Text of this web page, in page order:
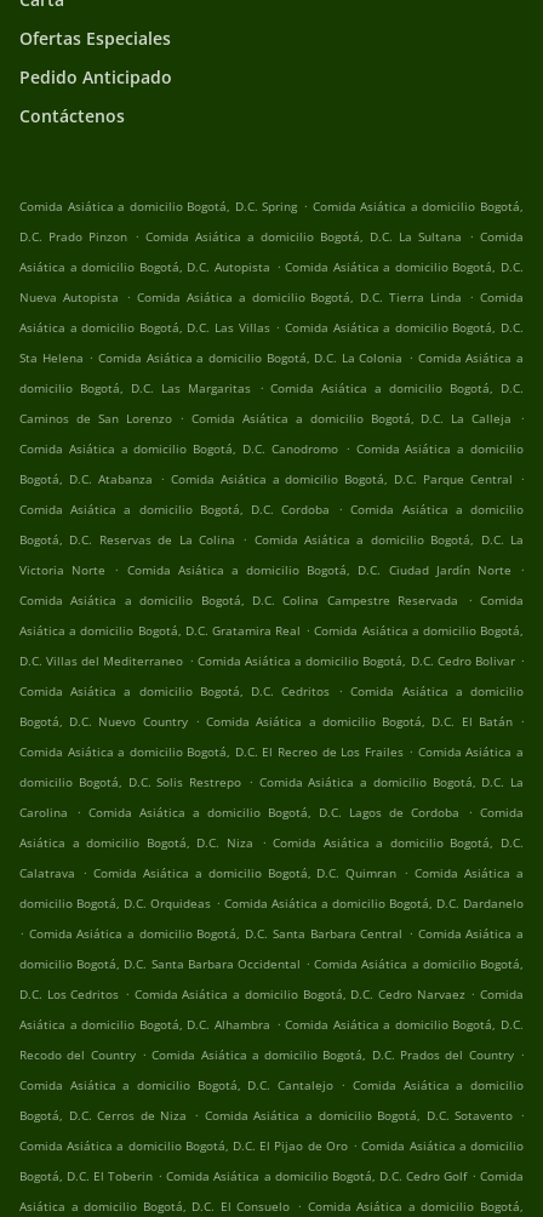
Ofertas Especiales
Pedido Anticipado
Contáctenos
Comida Asiática a domicilio Bogotá, D.C. Spring . Comida Asiática a domicilio Bogotá,
D.C. Prado Pinzon . Comida Asiática a domicilio Bogotá, D.C. La Sultana . Comida
Asiática a domicilio Bogotá, D.C. Autopista . Comida Asiática a domicilio Bogotá, D.C.
Nueva Autopista . Comida Asiática a domicilio Bogotá, D.C. Tierra Linda . Comida
Asiática a domicilio Bogotá, D.C. Las Villas . Comida Asiática a domicilio Bogotá, D.C.
Sta Helena . Comida Asiática a domicilio Bogotá, D.C. La Colonia . Comida Asiática a
domicilio Bogotá, D.C. Las Margaritas . Comida Asiática a domicilio Bogotá, D.C.
Caminos de San Lorenzo . Comida Asiática a domicilio Bogotá, D.C. La Calleja
.
Comida Asiática a domicilio Bogotá, D.C. Canodromo . Comida Asiática a domicilio
Bogotá, D.C. Atabanza . Comida Asiática a domicilio Bogotá, D.C. Parque Central .
Comida Asiática a domicilio Bogotá, D.C. Cordoba
. Comida Asiática a domicilio
Bogotá, D.C. Reservas de La Colina . Comida Asiática a domicilio Bogotá, D.C. La
Victoria Norte
. Comida Asiática a domicilio Bogotá, D.C. Ciudad Jardín Norte
.
Comida Asiática a domicilio Bogotá, D.C. Colina Campestre Reservada
. Comida
Asiática a domicilio Bogotá, D.C. Gratamira Real . Comida Asiática a domicilio Bogotá,
D.C. Villas del Mediterraneo . Comida Asiática a domicilio Bogotá, D.C. Cedro Bolivar .
Comida Asiática a domicilio Bogotá, D.C. Cedritos . Comida Asiática a domicilio
Bogotá, D.C. Nuevo Country . Comida Asiática a domicilio Bogotá, D.C. El Batán .
Comida Asiática a domicilio Bogotá, D.C. El Recreo de Los Frailes . Comida Asiática a
domicilio Bogotá, D.C. Solis Restrepo . Comida Asiática a domicilio Bogotá, D.C. La
Carolina
. Comida Asiática a domicilio Bogotá, D.C. Lagos de Cordoba . Comida
Asiática a domicilio Bogotá, D.C. Niza
. Comida Asiática a domicilio Bogotá, D.C.
Calatrava . Comida Asiática a domicilio Bogotá, D.C. Quimran . Comida Asiática a
domicilio Bogotá, D.C. Orquideas . Comida Asiática a domicilio Bogotá, D.C. Dardanelo
. Comida Asiática a domicilio Bogotá, D.C. Santa Barbara Central . Comida Asiática a
domicilio Bogotá, D.C. Santa Barbara Occidental . Comida Asiática a domicilio Bogotá,
D.C. Los Cedritos . Comida Asiática a domicilio Bogotá, D.C. Cedro Narvaez . Comida
Asiática a domicilio Bogotá, D.C. Alhambra . Comida Asiática a domicilio Bogotá, D.C.
Recodo del Country . Comida Asiática a domicilio Bogotá, D.C. Prados del Country .
Comida Asiática a domicilio Bogotá, D.C. Cantalejo . Comida Asiática a domicilio
Bogotá, D.C. Cerros de Niza . Comida Asiática a domicilio Bogotá, D.C. Sotavento .
Comida Asiática a domicilio Bogotá, D.C. El Pijao de Oro . Comida Asiática a domicilio
Bogotá, D.C. El Toberin . Comida Asiática a domicilio Bogotá, D.C. Cedro Golf . Comida
Asiática a domicilio Bogotá, D.C. El Consuelo . Comida Asiática a domicilio Bogotá,